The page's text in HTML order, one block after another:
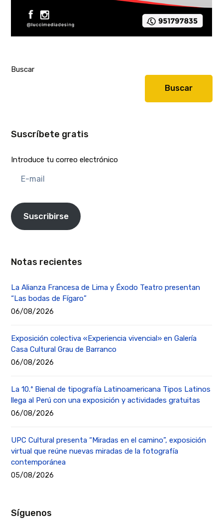
Buscar
Buscar
Suscríbete gratis
Introduce tu correo electrónico
mail
Suscribirse
Notas recientes
La Alianza Francesa de Lima y Éxodo Teatro presentan
“Las bodas de Fígaro”
06/08/2026
Exposición colectiva «Experiencia vivencial» en Galería
Casa Cultural Grau de Barranco
06/08/2026
La 10.ª Bienal de tipografía Latinoamericana Tipos Latinos
llega al Perú con una exposición y actividades gratuitas
06/08/2026
UPC Cultural presenta “Miradas en el camino”, exposición
virtual que reúne nuevas miradas de la fotografía
contemporánea
05/08/2026
Síguenos